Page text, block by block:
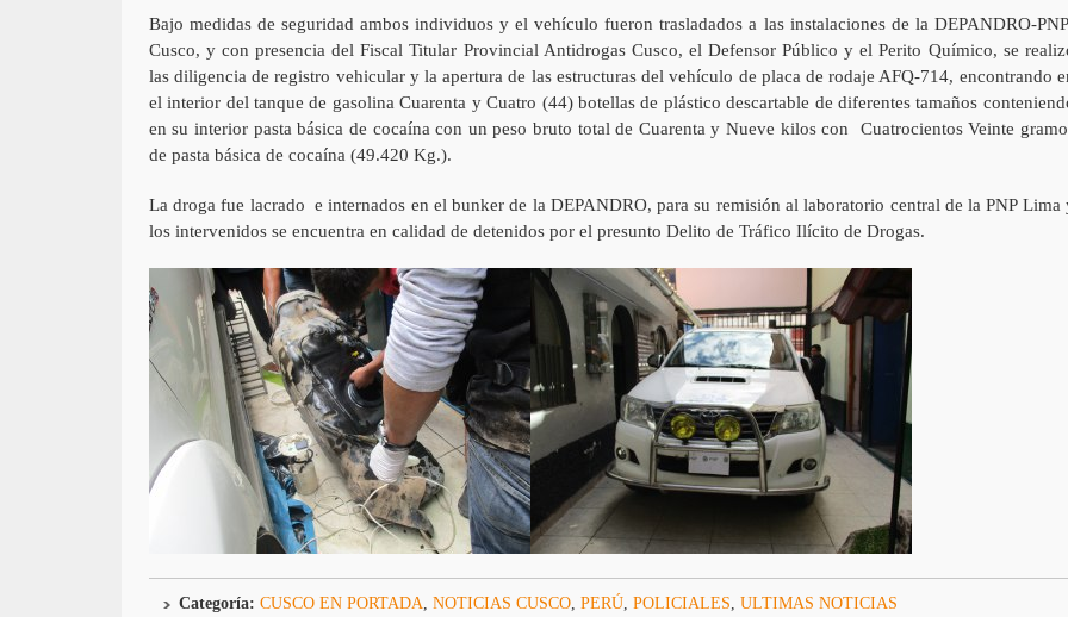
Bajo medidas de seguridad ambos individuos y el vehículo fueron trasladados a las instalaciones de la DEPANDRO-
Cusco, y con presencia del Fiscal Titular Provincial Antidrogas Cusco, el Defensor Público y el Perito Químico, se
las diligencia de registro vehicular y la apertura de las estructuras del vehículo de placa de rodaje AFQ-714, encontrando
el interior del tanque de gasolina Cuarenta y Cuatro (44) botellas de plástico descartable de diferentes tamaños
en su interior pasta básica de cocaína con un peso bruto total de Cuarenta y Nueve kilos con Cuatrocientos Veinte
de pasta básica de cocaína (49.420 Kg.).
La droga fue lacrado e internados en el bunker de la DEPANDRO, para su remisión al laboratorio central de la PNP Lima
los intervenidos se encuentra en calidad de detenidos por el presunto Delito de Tráfico Ilícito de Drogas.
Categoría: CUSCO EN PORTADA NOTICIAS CUSCO, PERÚ, POLICIALES ULTIMAS NOTICIAS